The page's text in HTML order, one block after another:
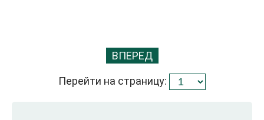
ВПЕРЕД
Перейти на страницу: